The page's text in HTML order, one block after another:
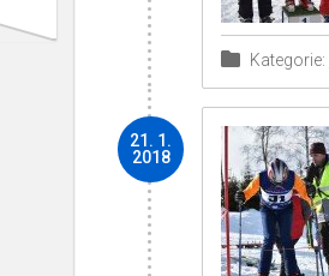
Kategorie:
21. 1.
2018